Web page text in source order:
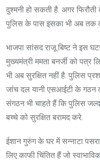
दुश्मनी हो सकती है. अगर
पुलिस के पास इसका भी अब तक
भाजपा सांसद राजू बिष्ट ने इस
मुख्यमंत्री ममता बनर्जी को पत्र
भी अब सुरक्षित नहीं है. पुलिस
जांच दल यानी एसआईटी के गठन
संगठन भी चाहते हैं कि पुलिस
बच्चे को सुरक्षित बरामद करे.
ईशान गुरुंग के घर में सन्नाटा
लिए काफी चिंतित हैं जो